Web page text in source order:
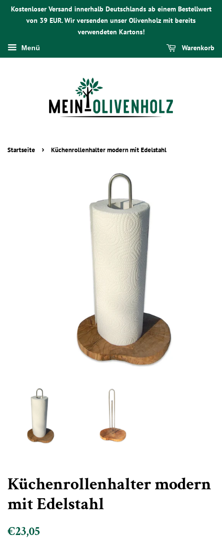
Kostenloser Versand innerhalb Deutschlands ab einem Bestellwert
von 39 EUR. Wir versenden unser Olivenholz mit bereits
verwendeten Kartons!
Menü Warenkorb
Startseite › Küchenrollenhalter modern mit Edelstahl
Küchenrollenhalter modern
mit Edelstahl
Normaler
€23,05